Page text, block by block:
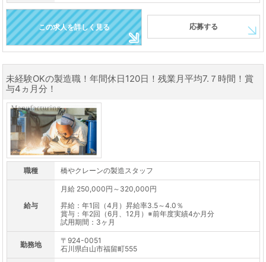
この求人を詳しく見る 応募する
未経験OKの製造職！年間休日120日！残業月平均7.７時間！賞
与4ヵ月分！
職種 橋やクレーンの製造スタッフ
給与
月給 250,000円～320,000円
昇給：年1回（4月）昇給率3.5～4.0％
賞与：年2回（6月、12月）※前年度実績4か月分
試用期間：3ヶ月
勤務地
〒924-0051
石川県白山市福留町555